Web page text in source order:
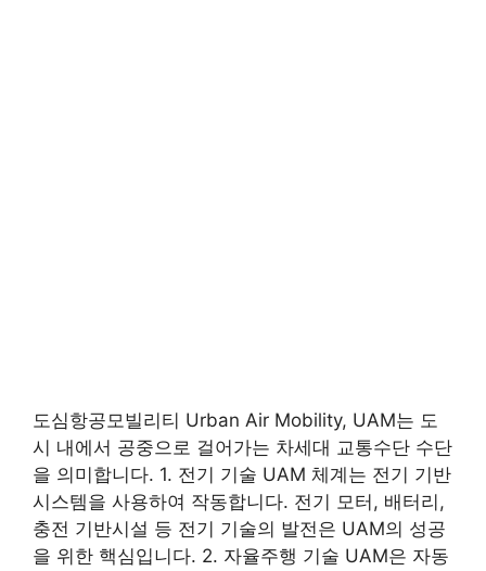
도심항공모빌리티 Urban Air Mobility, UAM는 도
시 내에서 공중으로 걸어가는 차세대 교통수단 수단
을 의미합니다. 1. 전기 기술 UAM 체계는 전기 기반
시스템을 사용하여 작동합니다. 전기 모터, 배터리,
충전 기반시설 등 전기 기술의 발전은 UAM의 성공
을 위한 핵심입니다. 2. 자율주행 기술 UAM은 자동